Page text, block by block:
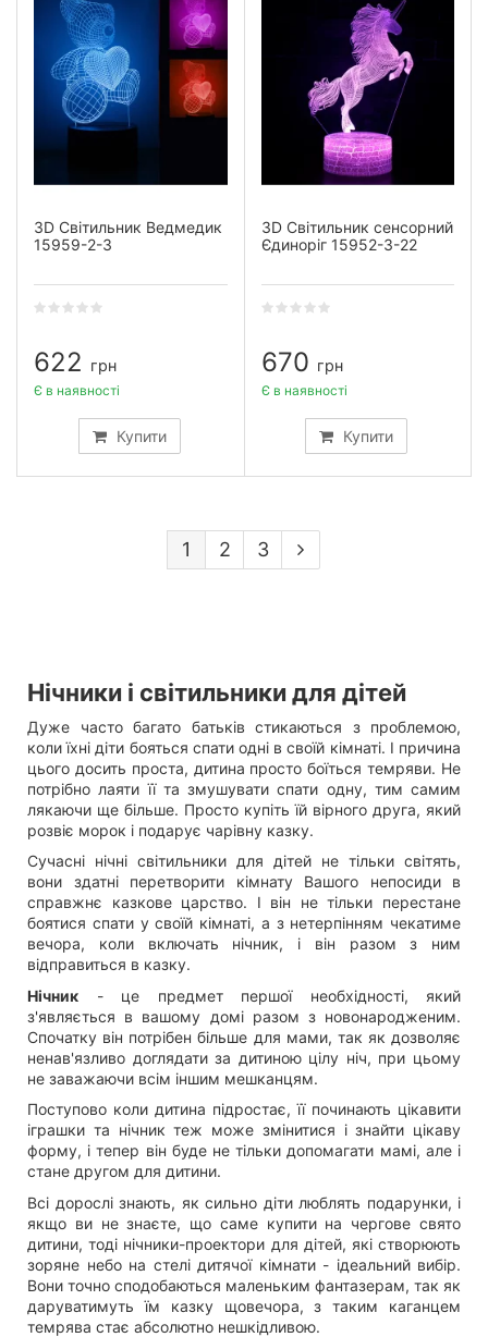
Нічники і світильники для дітей
Дуже часто багато батьків стикаються з проблемою,
коли їхні діти бояться спати одні в своїй кімнаті. І причина
цього досить проста, дитина просто боїться темряви. Не
потрібно лаяти її та змушувати спати одну, тим самим
лякаючи ще більше. Просто купіть їй вірного друга, який
розвіє морок і подарує чарівну казку.
Сучасні нічні світильники для дітей не тільки світять,
вони здатні перетворити кімнату Вашого непосиди в
справжнє казкове царство. І він не тільки перестане
боятися спати у своїй кімнаті, а з нетерпінням чекатиме
вечора, коли включать нічник, і він разом з ним
відправиться в казку.
Нічник - це предмет першої необхідності, який
з'являється в вашому домі разом з новонародженим.
Спочатку він потрібен більше для мами, так як дозволяє
ненав'язливо доглядати за дитиною цілу ніч, при цьому
не заважаючи всім іншим мешканцям.
Поступово коли дитина підростає, її починають цікавити
іграшки та нічник теж може змінитися і знайти цікаву
форму, і тепер він буде не тільки допомагати мамі, але і
стане другом для дитини.
Всі дорослі знають, як сильно діти люблять подарунки, і
якщо ви не знаєте, що саме купити на чергове свято
дитини, тоді нічники-проектори для дітей, які створюють
зоряне небо на стелі дитячої кімнати - ідеальний вибір.
Вони точно сподобаються маленьким фантазерам, так як
даруватимуть їм казку щовечора, з таким каганцем
темрява стає абсолютно нешкідливою.
3D Світильник Ведмедик
15959-2-3
622 грн
Купити
Є в наявності
3D Світильник сенсорний
Єдиноріг 15952-3-22
670 грн
Купити
Є в наявності
1 2 3